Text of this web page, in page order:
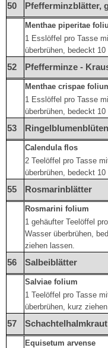
50 Pfefferminzblätter,
Menthae piperitae
1 Esslöffel pro Tasse
überbrühen, bedeckt
52 Pfefferminze -
Menthae crispae
1 Esslöffel pro Tasse
überbrühen, bedeckt
53 Ringelblumenblüten
Calendula flos
2 Teelöffel pro Tasse
überbrühen, bedeckt
55 Rosmarinblätter
Rosmarini folium
1 gehäufter Teelöffel
Wasser überbrühen,
ziehen lassen.
56 Salbeiblätter
Salviae folium
1 Teelöffel pro Tasse
überbrühen, kurz
57
Equisetum arvense